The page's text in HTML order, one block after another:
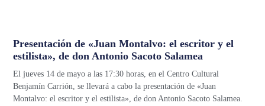
Presentación de «Juan Montalvo: el escritor y el
estilista», de don Antonio Sacoto Salamea
El jueves 14 de mayo a las 17:30 horas, en el Centro Cultural
Benjamín Carrión, se llevará a cabo la presentación de «Juan
Montalvo: el escritor y el estilista», de don Antonio Sacoto Salamea.